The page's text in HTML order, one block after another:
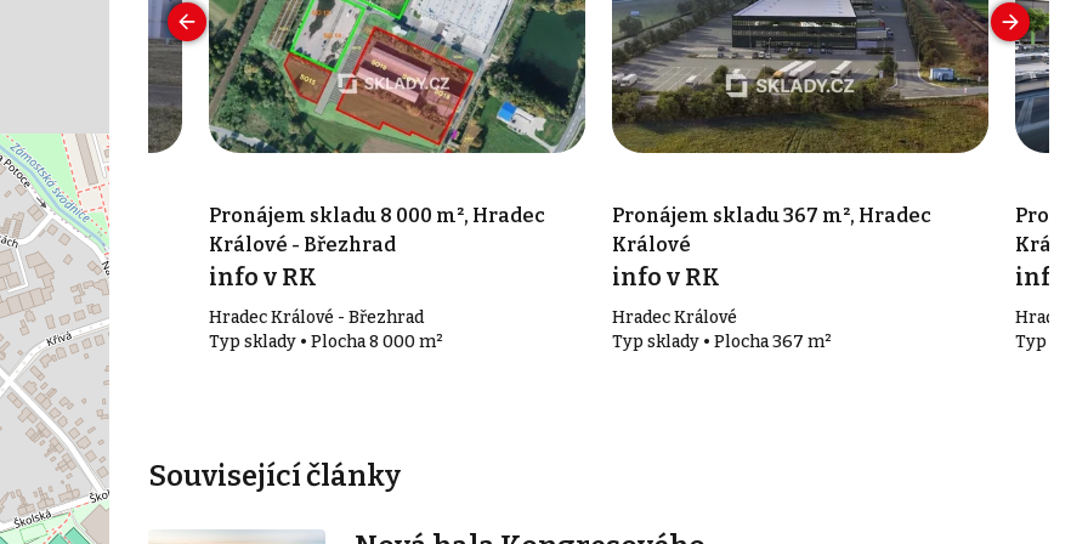
m², Hradec
m²
Pronájem skladu 8 000 m², Hradec
Králové - Březhrad
info v RK
Hradec Králové - Březhrad
Typ sklady • Plocha 8 000 m²
Pronájem skladu 367 m², Hradec
Králové
info v RK
Hradec Králové
Typ sklady • Plocha 367 m²
info v
Hradec
Typ
Související články